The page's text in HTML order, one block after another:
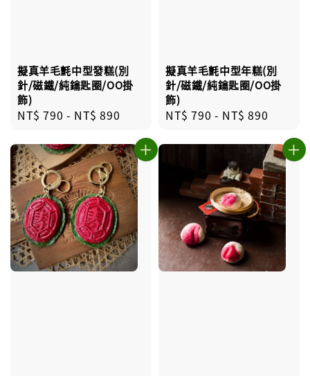
擬真羊毛氈中型發糕(別
針/磁鐵/純鑰匙圈/OO掛
飾)
Regular
NT$ 790 - NT$ 890
擬真羊毛氈中型年糕(別
針/磁鐵/純鑰匙圈/OO掛
飾)
Regular
NT$ 790 - NT$ 890